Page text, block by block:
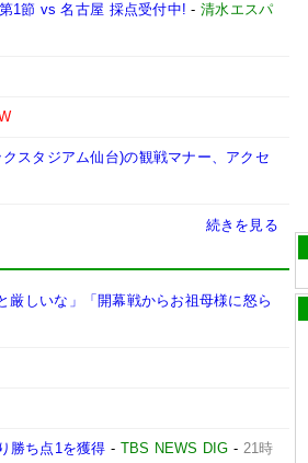
1節 vs 名古屋 採点受付中! - 清水エスパ
スタジアム仙台)の観戦マナー、アクセ
続きを見る
厳しいな」「開幕戦からお祖母様に怒ら
勝ち点1を獲得 - TBS NEWS DIG - 21時